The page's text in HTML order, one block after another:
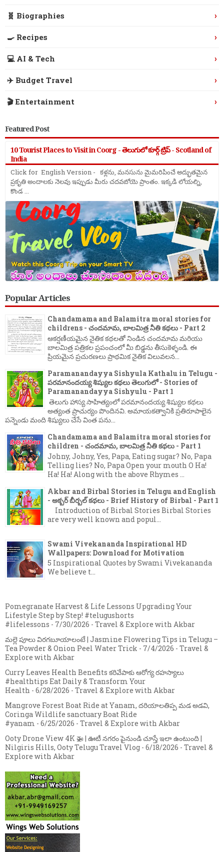
🧬 Biographies ›
🍳 Recipes ›
💻 AI & Tech ›
✈️ Budget Travel ›
🎬 Entertainment ›
Featured Post
10 Tourist Places to Visit in Coorg - తెలుగులో కూర్గ్ ట్రిప్ - Scotland of
India
Click for English Version - కళ్లను, మనసును మైమరిపించే అద్భుతమైన
ప్రకృతి అందాలకు నెలవు ఇప్పుడు మీరు చదవబోయె ప్రాంతం. ఇక్కడి లోయల్ని,
కొండ ...
Popular Articles
Chandamama and Balamitra moral stories for
childrens - చందమామ, బాలమిత్ర నీతి కథలు - Part 2
ఆకర్షణీయమైన నైతిక కథలతో నిండిన చందమామ మరియు
బాలమిత్ర పత్రికల ప్రపంచంలో మీ బిడ్డను తీసుకెళ్ళండి. ఈ
ప్రియమైన ప్రచురణలు ప్రాథమిక నైతిక విలువలన...
Paramanandayya Sishyula Kathalu in Telugu -
పరమానందయ్య శిష్యుల కథలు తెలుగులో - Stories of
Paramanandayya Sishyulu - Part 1
తెలుగు హాస్య సాహిత్యంలో పరమానందయ్య శిష్యుల కథలు
అత్యంత ప్రాచుర్యం పొందినవి. అమాయకత్వానికి ప్రతిరూపాలైన
పన్నెండు మంది శిష్యులు చేసే వింత పను...
Chandamama and Balamitra moral stories for
children - చందమామ, బాలమిత్ర నీతి కథలు - Part 1
Johny, Johny, Yes, Papa, Eating sugar? No, Papa
Telling lies? No, Papa Open your mouth O Ha!
Ha! Ha! Along with the above Rhymes ...
Akbar and Birbal Stories in Telugu and English
- అక్బర్ బీర్బల్ కథలు - Brief History of Birbal - Part 1
Introduction of Birbal Stories Birbal Stories
are very well known and popul...
Swami Vivekananda Inspirational HD
Wallpapers: Download for Motivation
5 Inspirational Quotes by Swami Vivekananda
We believe t...
Pomegranate Harvest & Life Lessons Upgrading Your
Lifestyle Step by Step! #telugushorts
#lifelessons - 7/30/2026 - Travel & Explore with Akbar
మల్లె పూలు విరగబూయాలంటే | Jasmine Flowering Tips in Telugu –
Tea Powder & Onion Peel Water Trick - 7/4/2026 - Travel &
Explore with Akbar
Curry Leaves Health Benefits కరివేపాకు ఆరోగ్య రహస్యాలు
#healthtips Eat Daily & Transform Your
Health - 6/28/2026 - Travel & Explore with Akbar
Mangrove Forest Boat Ride at Yanam, దరియాలతిప్ప మడ అడవి,
Coringa Wildlife sanctuary Boat Ride
#yanam - 6/25/2026 - Travel & Explore with Akbar
Ooty Drone View 4K 🚁 | ఊటీ నగరం పైనుండి చూస్తే ఇలా ఉంటుంది |
Nilgiris Hills, Ooty Telugu Travel Vlog - 6/18/2026 - Travel &
Explore with Akbar